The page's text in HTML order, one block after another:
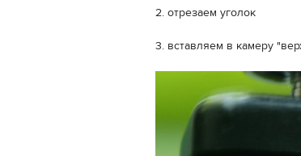
2. отрезаем уголок
3. вставляем в камеру